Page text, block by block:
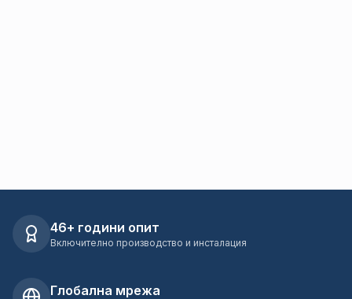
46+ години опит
Включително производство и инсталация
Глобална мрежа